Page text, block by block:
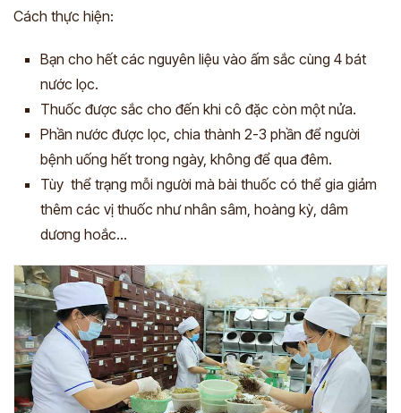
Cách thực hiện:
Bạn cho hết các nguyên liệu vào ấm sắc cùng 4 bát
nước lọc.
Thuốc được sắc cho đến khi cô đặc còn một nửa.
Phần nước được lọc, chia thành 2-3 phần để người
bệnh uống hết trong ngày, không để qua đêm.
Tùy thể trạng mỗi người mà bài thuốc có thể gia giảm
thêm các vị thuốc như nhân sâm, hoàng kỳ, dâm
dương hoắc…